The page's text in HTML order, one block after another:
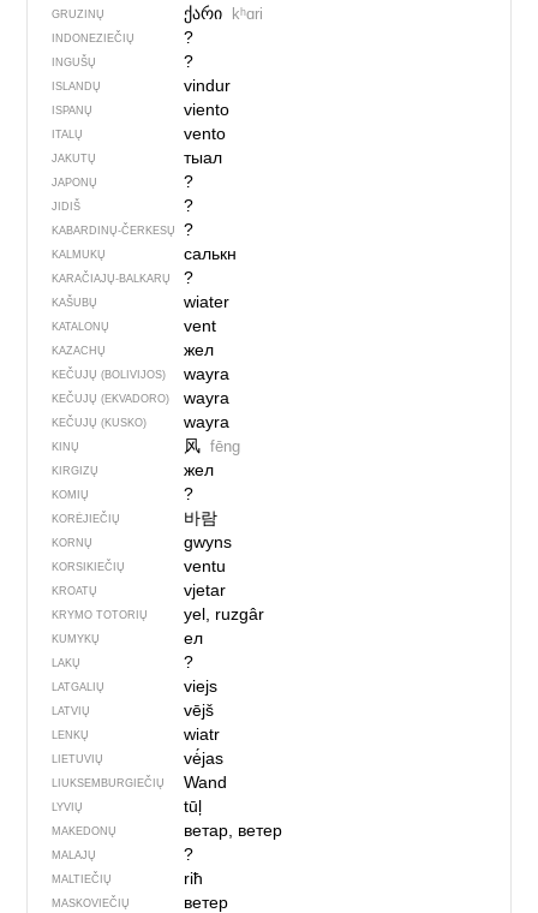
GRUZINŲ ქარი kʰɑri
INDONEZIEČIŲ ?
INGUŠŲ ?
ISLANDŲ vindur
ISPANŲ viento
ITALŲ vento
JAKUTŲ тыал
JAPONŲ ?
JIDIŠ ?
KABARDINŲ-ČERKESŲ ?
KALMUKŲ салькн
KARAČIAJŲ-BALKARŲ ?
KAŠUBŲ wiater
KATALONŲ vent
KAZACHŲ жел
KEČUJŲ (BOLIVIJOS) wayra
KEČUJŲ (EKVADORO) wayra
KEČUJŲ (KUSKO) wayra
KINŲ 风 fēng
KIRGIZŲ жел
KOMIŲ ?
KORĖJIEČIŲ 바람
KORNŲ gwyns
KORSIKIEČIŲ ventu
KROATŲ vjetar
KRYMO TOTORIŲ yel, ruzgâr
KUMYKŲ ел
LAKŲ ?
LATGALIŲ viejs
LATVIŲ vējš
LENKŲ wiatr
LIETUVIŲ vė́jas
LIUKSEMBURGIEČIŲ Wand
LYVIŲ tūļ
MAKEDONŲ ветар, ветер
MALAJŲ ?
MALTIEČIŲ riħ
MASKOVIEČIŲ ветер